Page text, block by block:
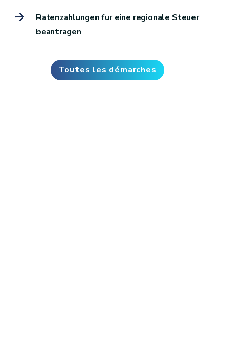
Ratenzahlungen fur eine regionale Steuer
beantragen
Toutes les démarches